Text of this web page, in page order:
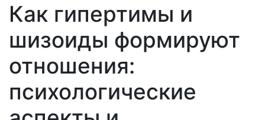
Как гипертимы и
шизоиды формируют
отношения:
психологические